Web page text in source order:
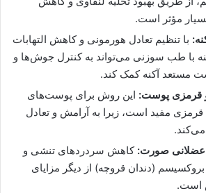
مؤثر است.
با تنظیم تعادل هورمونی و کاهش التهابات
با طب سوزنی می‌تواند به کنترل جوش‌ها و
مستعد آکنه کمک کند.
قرمزی پوست: این روش برای پوست‌های
مفید است، زیرا به آرامش و تعادل
صورت: کاهش سردردهای تنشی و
(دندان قروچه) از دیگر مزایای
است.